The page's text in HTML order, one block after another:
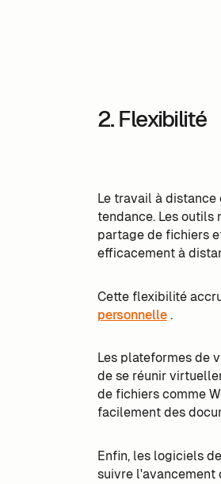
2. Flexibilité
Le travail à distance
tendance. Les outils
partage de fichiers
efficacement à
Cette flexibilité
personnelle .
Les plateformes de
de se réunir
de fichiers comme
facilement des
Enfin, les logiciels
suivre l'avancement